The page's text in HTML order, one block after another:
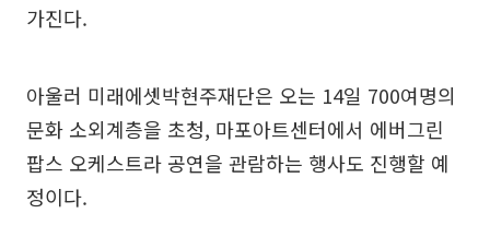
가진다.
아울러 미래에셋박현주재단은 오는 14일 700여명의
문화 소외계층을 초청, 마포아트센터에서 에버그린
팝스 오케스트라 공연을 관람하는 행사도 진행할 예
정이다.